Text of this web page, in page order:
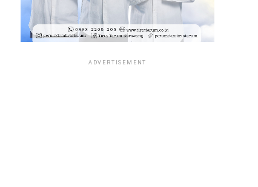
ADVERTISEMENT